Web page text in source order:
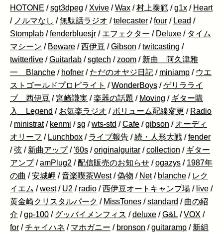
HOTONE /sgt3dpeg / Xvive /Wax /村上泰範 /g1x / Heart
/ ノルマなし /無駄話ラジオ /telecaster /four / Lead /
Stomplab /fenderbluesjr / エフェクター / Deluxe / タイム
マシーン / Beware /西伊豆 /Gibson /twitcasting /
twitterlive /Guitarlab /sgtech /zoom / 新曲 阿久津雅
一 Blanche / hofner / ただのオヤジ日記 / miniamp / ウエ
ストゴールドプロピライト /WonderBoys /ゲリラライ
ブ 西伊豆 /宮崎謙実 /楽器の話題 / Moving / ギター購
入 Legend / お気楽ラジオ / ボリューム配線変更 / Radio
/ ministrat / kenmi /sg /wts-std /Cafe /gibson / オーディ
オリーフ / Lunchbox / ライブ報告 /続・人形大戦 /fender
/弦 / 新曲アップ /'60s /originalguitar /collection / ギター
アンプ /amPlug2 /配信販売のお知らせ /ogazys / 1987年
の曲 /安城岬 /音楽喫茶West /偽物 / Net / blanche / レク
イエム /west / U2 / radio /西伊豆オートキャンプ場 / live /
黄金崎クリスタルパーク / MissTones /standard / 曲の紹
介 /gp-100 / グッバイメンフィス /deluxe /G&L /VOX /
for /チャイハネ / マホガニー / bronson /guitaramp / 新組